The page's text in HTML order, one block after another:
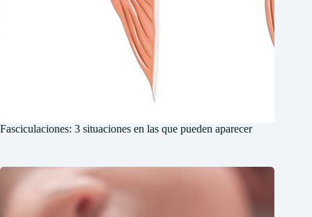
Fasciculaciones: 3 situaciones en las que pueden aparecer